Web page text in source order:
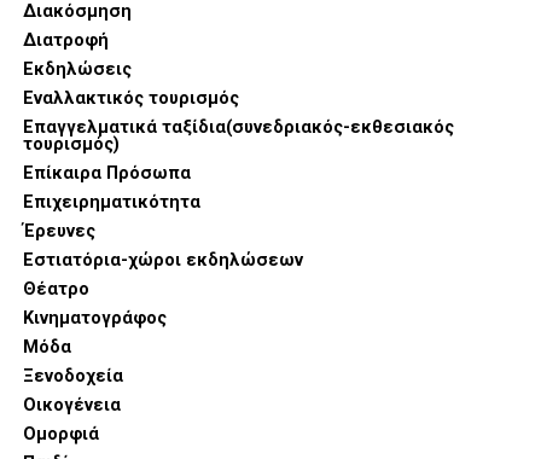
Διακόσμηση
Διατροφή
Εκδηλώσεις
Εναλλακτικός τουρισμός
Επαγγελματικά ταξίδια(συνεδριακός-εκθεσιακός
τουρισμός)
Επίκαιρα Πρόσωπα
Επιχειρηματικότητα
Έρευνες
Εστιατόρια-χώροι εκδηλώσεων
Θέατρο
Κινηματογράφος
Μόδα
Ξενοδοχεία
Οικογένεια
Ομορφιά